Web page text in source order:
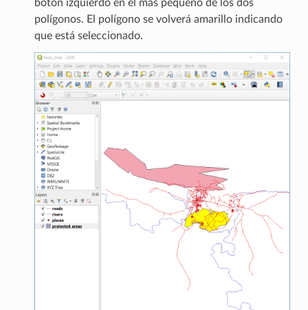
botón izquierdo en el más pequeño de los dos
polígonos. El polígono se volverá amarillo indicando
que está seleccionado.